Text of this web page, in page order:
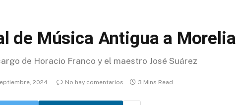
de Música Antigua a Morelia
de Horacio Franco y el maestro José Suárez
2024 No hay comentarios 3 Mins Read